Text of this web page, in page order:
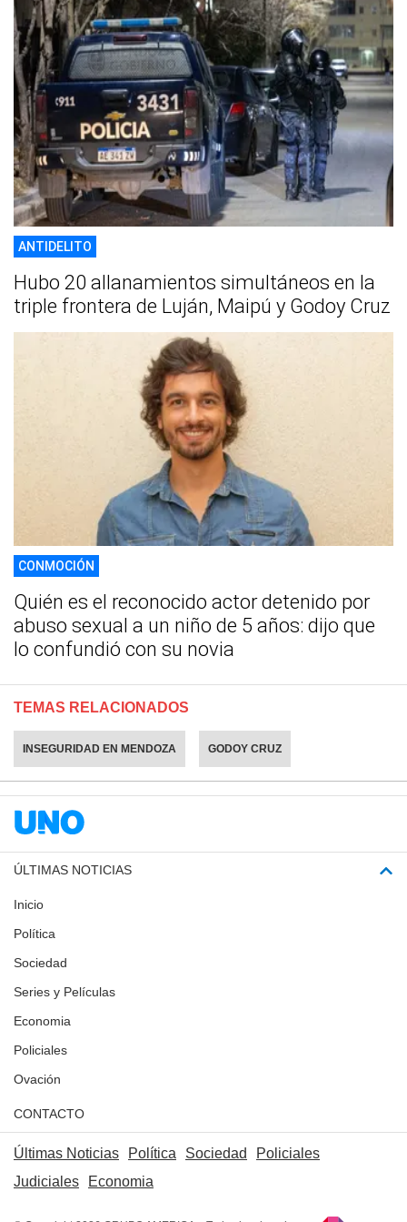
ANTIDELITO
Hubo 20 allanamientos simultáneos en la
triple frontera de Luján, Maipú y Godoy Cruz
CONMOCIÓN
Quién es el reconocido actor detenido por
abuso sexual a un niño de 5 años: dijo que
lo confundió con su novia
TEMAS RELACIONADOS
INSEGURIDAD EN MENDOZA GODOY CRUZ
ÚLTIMAS NOTICIAS
Inicio
Política
Sociedad
Series y Películas
Economia
Policiales
Ovación
CONTACTO
Últimas Noticias Política Sociedad
Policiales
Judiciales
Economia